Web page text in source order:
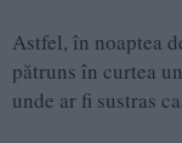
Astfel, în noaptea
pătruns în curtea
unde ar fi sustras